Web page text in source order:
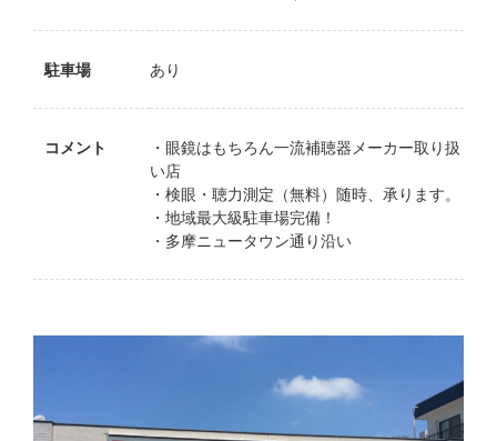
駐車場 あり
コメント
・眼鏡はもちろん一流補聴器メーカー取り扱
い店
・検眼・聴力測定（無料）随時、承ります。
・地域最大級駐車場完備！
・多摩ニュータウン通り沿い